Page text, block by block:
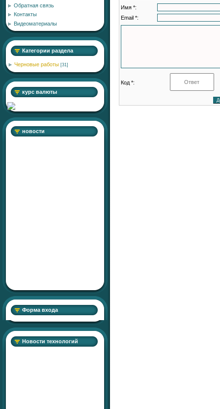
Обратная связь
Контакты
Видеоматериалы
Категории раздела
Черновые работы [31]
курс валюты
новости
Форма входа
Новости технологий
Имя *:
Email *:
Код *: